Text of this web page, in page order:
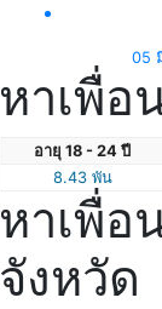
05
หาเพื่อ
อายุ 18 - 24 ปี
8.43 พัน
หาเพื่อ
จังหวัด